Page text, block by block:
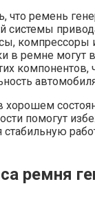
что ремень
системы
компрессоры
в ремне могут
компонентов,
помогут
ремня